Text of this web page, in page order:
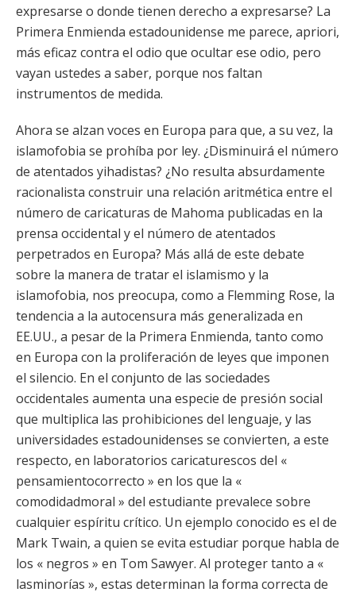
expresarse o donde tienen derecho a expresarse? La
Primera Enmienda estadounidense me parece, apriori,
más eficaz contra el odio que ocultar ese odio, pero
vayan ustedes a saber, porque nos faltan
instrumentos de medida.
Ahora se alzan voces en Europa para que, a su vez, la
islamofobia se prohíba por ley. ¿Disminuirá el número
de atentados yihadistas? ¿No resulta absurdamente
racionalista construir una relación aritmética entre el
número de caricaturas de Mahoma publicadas en la
prensa occidental y el número de atentados
perpetrados en Europa? Más allá de este debate
sobre la manera de tratar el islamismo y la
islamofobia, nos preocupa, como a Flemming Rose, la
tendencia a la autocensura más generalizada en
EE.UU., a pesar de la Primera Enmienda, tanto como
en Europa con la proliferación de leyes que imponen
el silencio. En el conjunto de las sociedades
occidentales aumenta una especie de presión social
que multiplica las prohibiciones del lenguaje, y las
universidades estadounidenses se convierten, a este
respecto, en laboratorios caricaturescos del «
pensamientocorrecto » en los que la «
comodidadmoral » del estudiante prevalece sobre
cualquier espíritu crítico. Un ejemplo conocido es el de
Mark Twain, a quien se evita estudiar porque habla de
los « negros » en Tom Sawyer. Al proteger tanto a «
lasminorías », estas determinan la forma correcta de